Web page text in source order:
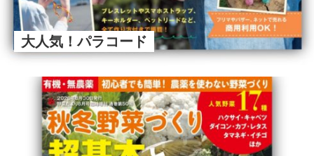
大人気！パラコード